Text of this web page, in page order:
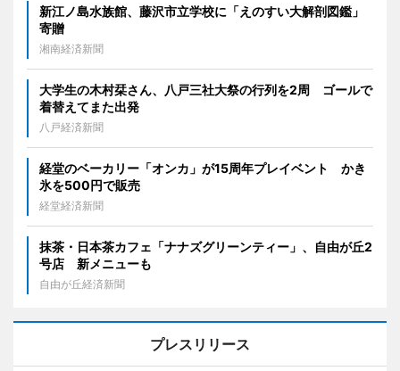
新江ノ島水族館、藤沢市立学校に「えのすい大解剖図鑑」
寄贈
湘南経済新聞
大学生の木村栞さん、八戸三社大祭の行列を2周 ゴールで
着替えてまた出発
八戸経済新聞
経堂のベーカリー「オンカ」が15周年プレイベント かき
氷を500円で販売
経堂経済新聞
抹茶・日本茶カフェ「ナナズグリーンティー」、自由が丘2
号店 新メニューも
自由が丘経済新聞
プレスリリース